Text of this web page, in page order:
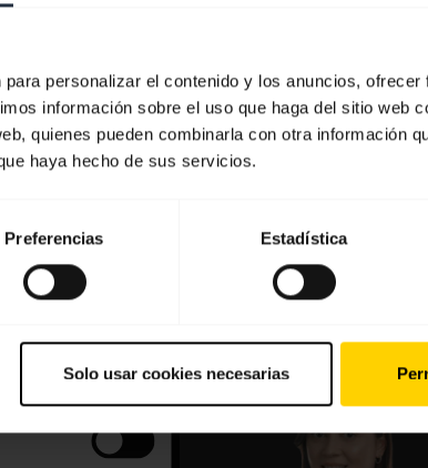
personalizar el contenido y los anuncios,
información sobre el uso que haga del sitio web
quienes pueden combinarla con otra información
haya hecho de sus servicios.
Preferencias Estadística
Solo usar cookies necesarias